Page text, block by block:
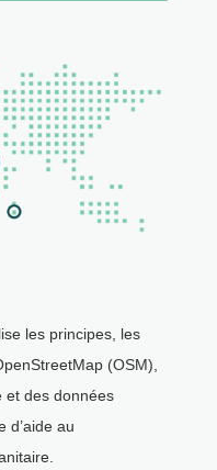
les principes, les
(OSM),
et des données
d’aide au